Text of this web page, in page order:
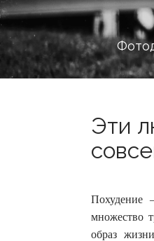
Эти
Похудение
множество
образ